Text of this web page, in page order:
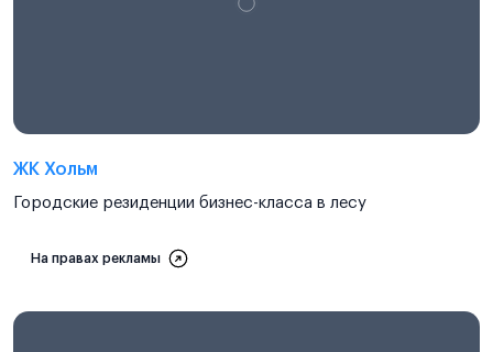
ЖК Хольм
Городские резиденции бизнес-класса в лесу
На правах рекламы